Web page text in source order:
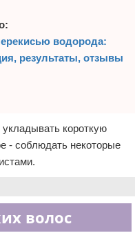
водорода:
результаты, отзывы
короткую
- соблюдать некоторые
волос